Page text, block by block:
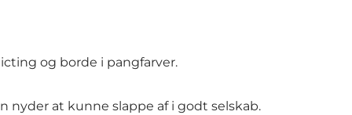
og borde i pangfarver.
at kunne slappe af i godt selskab.